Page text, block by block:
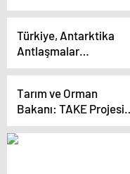
Uraloğlu, Kırklareli’de
açılışını yaptı
Türkiye, Antarktika
Antlaşmalar
Sistemi’nde Danışman
Altyapı Oluşturacak
Tarım ve Orman
Bakanı: TAKE Projesi
ile 1,73 milyon dekar
arazide bitkisel üretim